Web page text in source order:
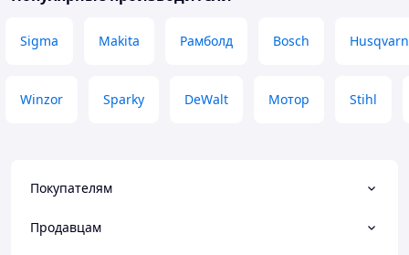
Sigma Makita Рамболд Bosch
Winzor Sparky DeWalt Мотор Stihl
Покупателям
Продавцам